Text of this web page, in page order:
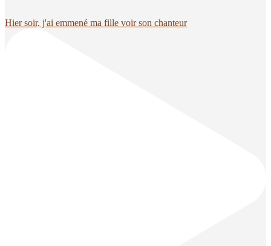
Hier soir, j'ai emmené ma fille voir son chanteur